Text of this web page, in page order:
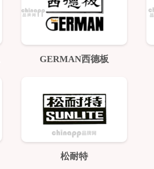
GERMAN西德板
松耐特